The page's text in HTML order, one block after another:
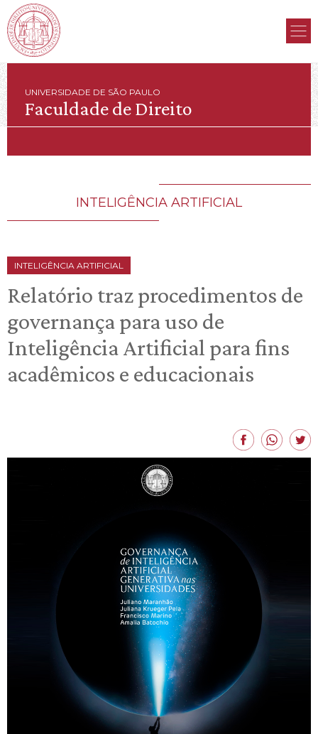
UNIVERSIDADE DE SÃO PAULO
Faculdade de Direito
INTELIGÊNCIA ARTIFICIAL
INTELIGÊNCIA ARTIFICIAL
Relatório traz procedimentos de
governança para uso de
Inteligência Artificial para fins
acadêmicos e educacionais